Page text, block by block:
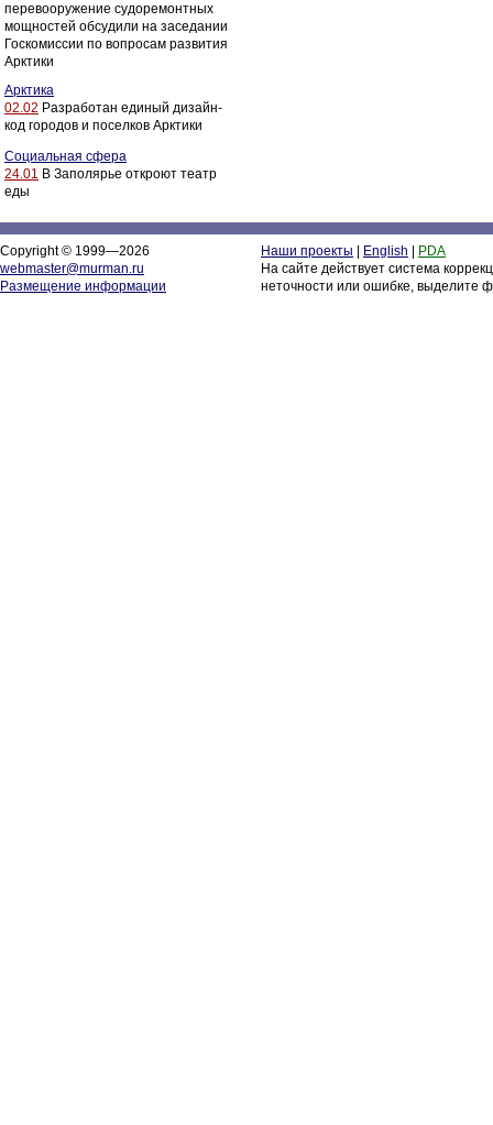
перевооружение судоремонтных
мощностей обсудили на заседании
Госкомиссии по вопросам развития
Арктики
Арктика
02.02 Разработан единый дизайн-
код городов и поселков Арктики
Социальная сфера
24.01 В Заполярье откроют театр
еды
Copyright © 1999—2026
webmaster@murman.ru
Размещение информации
Наши проекты English
PDA
На сайте действует система
неточности или ошибке, выделите